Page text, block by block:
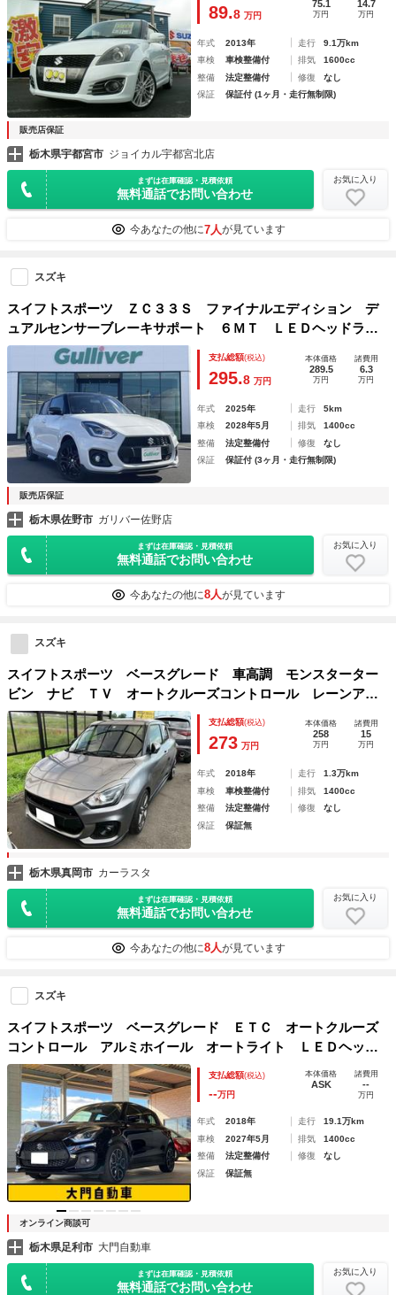
89.8 万円
75.1
万円
14.7
万円
年式 2013年 走行
9.1万km
車検
車検整備付 排気
1600cc
整備
法定整備付 修復
なし
保証
保証付 (1ヶ月・走行無制限)
販売店保証
栃木県宇都宮市 ジョイカル宇都宮北店
まずは在庫確認・見積依頼
無料通話でお問い合わせ
お気に入り
今あなたの他に7人が見ています
スズキ
スイフトスポーツ ＺＣ３３Ｓ ファイナルエディション デ
ュアルセンサーブレーキサポート ６ＭＴ ＬＥＤヘッドライ
ト ＬＥＤフォグライト 全方位カメラ 運転席シートヒータ
ー 本革巻ステアリング インタークーラーターボ クルーズ
コントロール
支払総額(税込)
295.8 万円
本体価格
289.5
万円
諸費用
6.3
万円
年式 2025年 走行
5km
車検
2028年5月 排気
1400cc
整備
法定整備付 修復
なし
保証
保証付 (3ヶ月・走行無制限)
販売店保証
栃木県佐野市 ガリバー佐野店
まずは在庫確認・見積依頼
無料通話でお問い合わせ
お気に入り
今あなたの他に8人が見ています
スズキ
スイフトスポーツ ベースグレード 車高調 モンスターター
ビン ナビ ＴＶ オートクルーズコントロール レーンアシ
スト 衝突被害軽減システム アルミホイール オートライ
ト ＬＥＤヘッドランプ スマートキー 電動格納ミラー シ
ートヒーター
支払総額(税込)
273 万円
本体価格
258
万円
諸費用
15
万円
年式 2018年 走行
1.3万km
車検
車検整備付 排気
1400cc
整備
法定整備付 修復
なし
保証
保証無
栃木県真岡市 カーラスタ
まずは在庫確認・見積依頼
無料通話でお問い合わせ
お気に入り
今あなたの他に8人が見ています
スズキ
スイフトスポーツ ベースグレード ＥＴＣ オートクルーズ
コントロール アルミホイール オートライト ＬＥＤヘッド
ランプ スマートキー 電動格納ミラー シートヒーター Ｍ
Ｔ 盗難防止システム 衝突安全ボディ ＡＢＳ ＥＳＣ Ｃ
支払総額(税込)
--万円
本体価格
ASK
諸費用
--
万円
年式 2018年 走行
19.1万km
車検
2027年5月 排気
1400cc
整備
法定整備付 修復
なし
保証
保証無
オンライン商談可
栃木県足利市 大門自動車
まずは在庫確認・見積依頼
無料通話でお問い合わせ
お気に入り